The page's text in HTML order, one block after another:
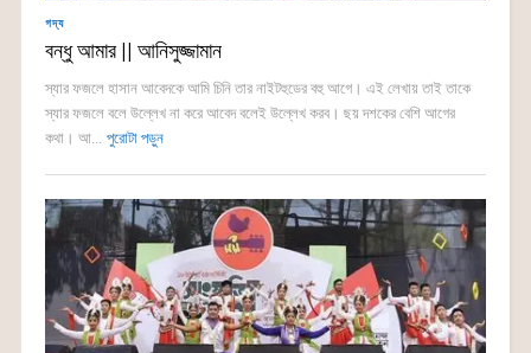
গদ্য
বন্ধু আমার || আনিসুজ্জামান
স্যার ফজলে হাসান আবেদকে আমি চিনি তার নাইটহুডের বহু আগে। এই লেখায় তাই তাকে
স্যার ফজলে বলে উল্লেখ না করে আবেদ বলেই উল্লেখ করব। ছয় দশকের বেশি আগের
কথা। আ... পুরোটা পড়ুন